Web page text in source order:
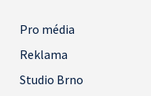
Pro média
Reklama
Studio Brno